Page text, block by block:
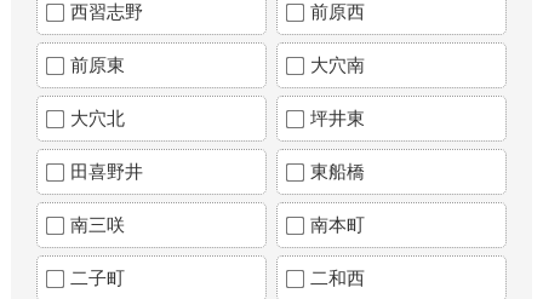
西習志野 前原西
前原東 大穴南
大穴北 坪井東
田喜野井 東船橋
南三咲 南本町
二子町 二和西